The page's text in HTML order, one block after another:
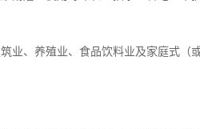
业、养殖业、食品饮料业及家庭式